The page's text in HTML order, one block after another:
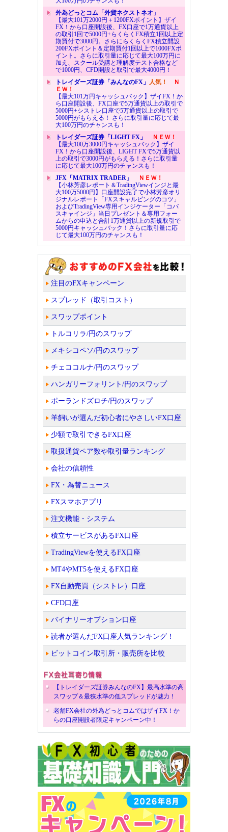
外為どっとコム「外貨ネクストネオ」
【最大101万2000円＋1200FXポイント】ザイ
FX！から口座開設後、FX口座で1万通貨以上
の取引1回で5000円+らくらくFX積立1回以上定
期買付で3000円。さらにらくらくFX積立開設
200FXポイント＆定期買付1回以上で1000FXポ
イント。さらに取引量に応じて最大100万円に
加え、スクール受講と理解度テスト合格など
で1000円、CFD開設と取引で最大4000円！
トレイダーズ証券「みんなのFX」 人気！
Ｎ
ＥＷ！
【最大101万円キャッシュバック】ザイFX！か
ら口座開設後、FX口座で5万通貨以上の取引で
5000円+シストレ口座で5万通貨以上の取引で
5000円がもらえる！ さらに取引量に応じて最
大100万円のチャンスも！
トレイダーズ証券「LIGHT FX」
ＮＥＷ！
【最大100万3000円キャッシュバック】ザイ
FX！から口座開設後、LIGHT FXで5万通貨以
上の取引で3000円がもらえる！さらに取引量
に応じて最大100万円のチャンスも！
JFX「MATRIX TRADER」
ＮＥＷ！
【小林芳彦レポート＆TradingViewインジと最
大100万5000円】口座開設完了で小林芳彦オリ
ジナルレポート「FXスキャルピングのコツ」
およびTradingView専用インジケーター「コバ
スキャインジ」当日プレゼント＆専用フォー
ムからの申込と合計1万通貨以上の新規取引で
5000円キャッシュバック！さらに取引量に応
じて最大100万円のチャンスも！
注目のFXキャンペーン
スプレッド（取引コスト）
スワップポイント
トルコリラ/円のスワップ
メキシコペソ/円のスワップ
チェココルナ/円のスワップ
ハンガリーフォリント/円のスワップ
ポーランドズロチ/円のスワップ
羊飼いが選んだ初心者にやさしいFX口座
少額で取引できるFX口座
取扱通貨ペア数や取引量ランキング
会社の信頼性
FX・為替ニュース
FXスマホアプリ
注文機能・システム
積立サービスがあるFX口座
TradingViewを使えるFX口座
MT4やMT5を使えるFX口座
FX自動売買（シストレ）口座
CFD口座
バイナリーオプション口座
読者が選んだFX口座人気ランキング！
ビットコイン取引所・販売所を比較
【トレイダーズ証券みんなのFX】最高水準の高
スワップ＆最狭水準の低スプレッドが魅力！
老舗FX会社の外為どっとコムではザイFX！か
らの口座開設者限定キャンペーン中！